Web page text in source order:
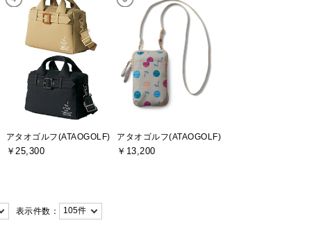
アタオゴルフ(ATAOGOLF)
￥25,300
アタオゴルフ(ATAOGOLF)
￥13,200
表示件数：